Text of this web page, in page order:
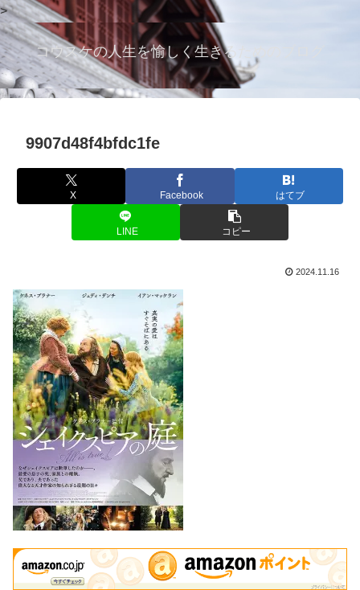
>
コウスケの人生を愉しく生きるためのブログ
9907d48f4bfdc1fe
X Facebook はてブ
LINE コピー
2024.11.16